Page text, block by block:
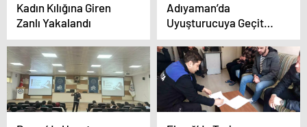
Kadın Kılığına Giren
Zanlı Yakalandı
Adıyaman’da
Uyuşturucuya Geçit
Yok